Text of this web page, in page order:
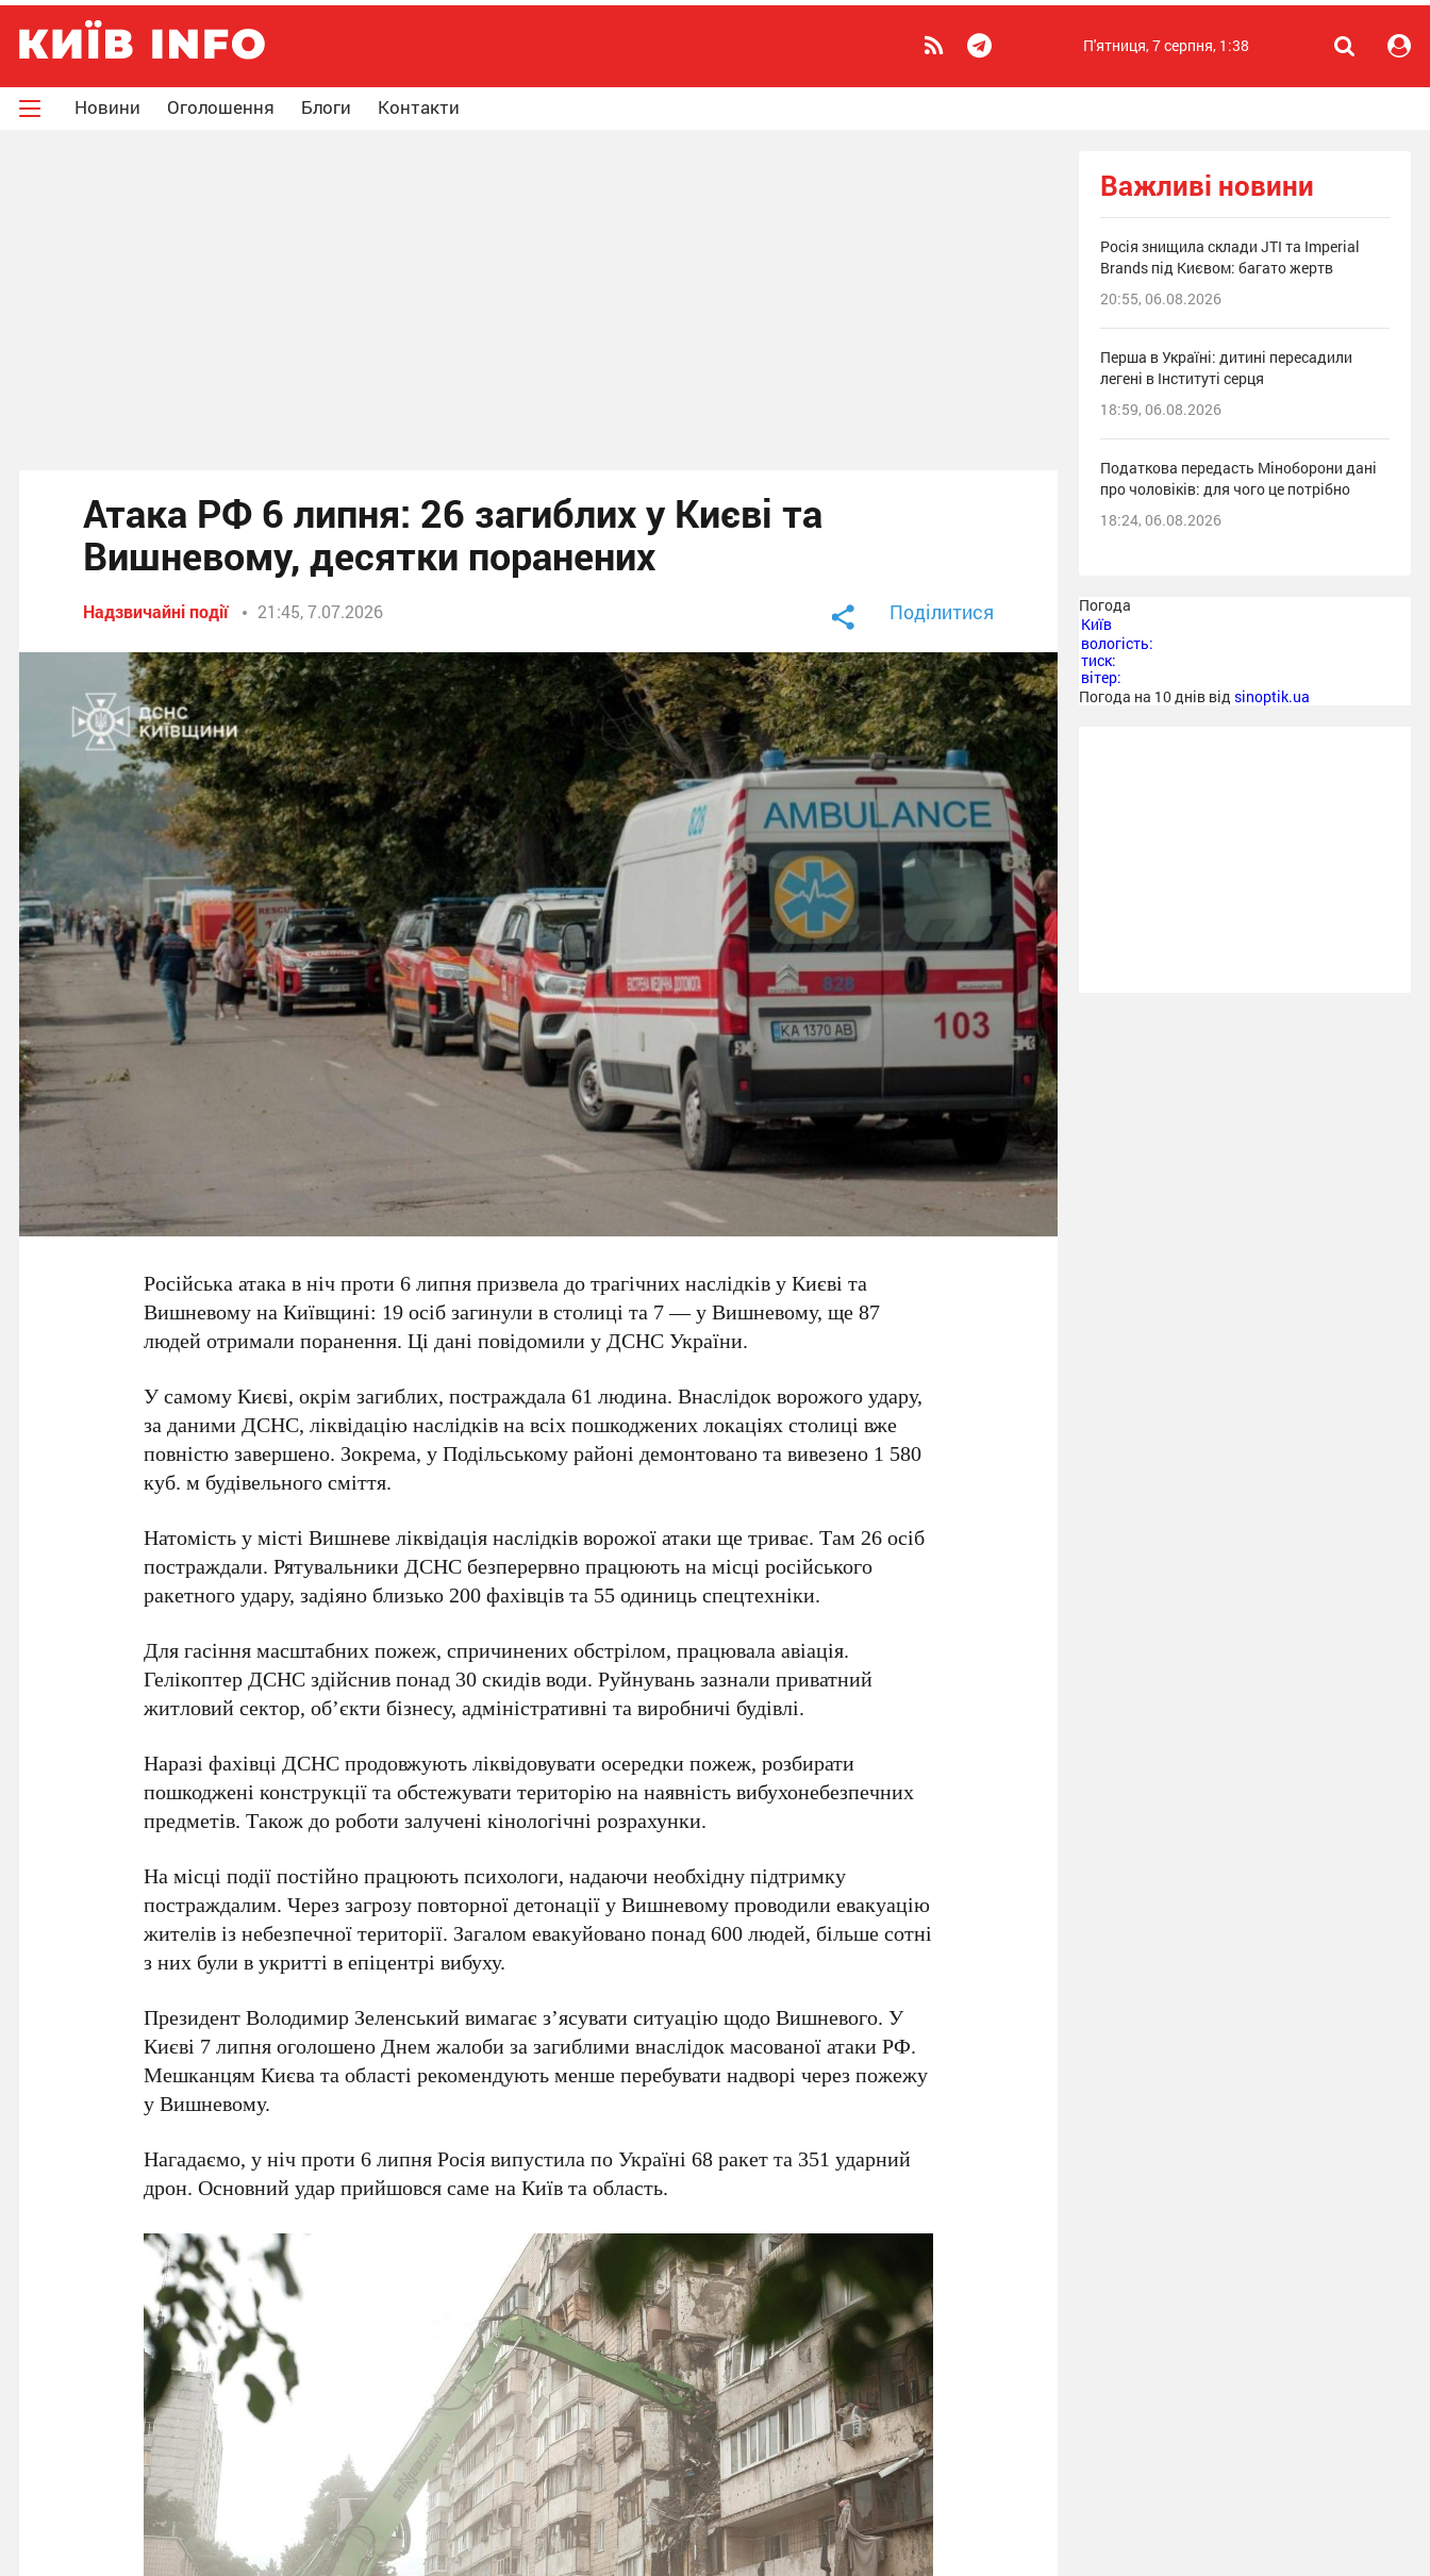
П'ятниця, 7 серпня, 1:38
Новини Оголошення Блоги Контакти
Атака РФ 6 липня: 26 загиблих у Києві та
Вишневому, десятки поранених
Надзвичайні події 21:45, 7.07.2026 Поділитися
Російська атака в ніч проти6 липняпризвела до трагічних наслідків у Києві та
Вишневому на Київщині: 19 осібзагинули в столиці та 7— у Вишневому, ще87
людейотримали поранення. Ці дані повідомили уДСНС України.
У самому Києві, окрім загиблих, постраждала61 людина. Внаслідок ворожого удару,
за данимиДСНС, ліквідацію наслідків на всіх пошкоджених локаціях столиці вже
повністю завершено. Зокрема, уПодільському районі демонтовано та вивезено 1 580
куб. м будівельного сміття.
Натомість у містіВишневеліквідація наслідків ворожої атаки ще триває. Там26 осіб
постраждали. РятувальникиДСНС безперервно працюють на місці російського
ракетного удару, задіяно близько200фахівців та 55 одиницьспецтехніки.
Для гасіння масштабних пожеж, спричинених обстрілом, працювала авіація.
ГелікоптерДСНСздійснив понад 30 скидів води. Руйнувань зазнали приватний
житловий сектор, об’єкти бізнесу, адміністративні та виробничі будівлі.
Наразі фахівціДСНСпродовжують ліквідовувати осередки пожеж, розбирати
пошкоджені конструкції та обстежувати територію на наявність вибухонебезпечних
предметів. Також до роботи залучені кінологічні розрахунки.
На місці події постійно працюють психологи, надаючи необхідну підтримку
постраждалим. Через загрозу повторної детонації у Вишневому проводили евакуацію
жителів із небезпечної території. Загалом евакуйовано понад600 людей, більше сотні
з них були в укритті в епіцентрі вибуху.
ПрезидентВолодимир Зеленськийвимагає з’ясувати ситуацію щодо Вишневого. У
Києві 7 липняоголошеноДнем жалобиза загиблими внаслідок масованої атаки РФ.
Мешканцям Києва та області рекомендують менше перебувати надворі через пожежу
у Вишневому.
Нагадаємо, у ніч проти6 липняРосія випустила по Україні68 ракетта 351 ударний
дрон. Основний удар прийшовся саме на Київ та область.
Важливі новини
Росія знищила склади JTI та Imperial
Brands під Києвом: багато жертв
20:55, 06.08.2026
Перша в Україні: дитині пересадили
легені в Інституті серця
18:59, 06.08.2026
Податкова передасть Міноборони дані
про чоловіків: для чого це потрібно
18:24, 06.08.2026
Погода
Київ
вологість:
тиск:
вітер:
Погода на 10 днів від sinoptik.ua